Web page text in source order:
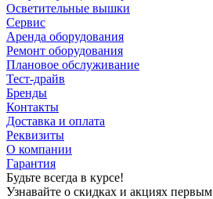
Осветительные вышки
Сервис
Аренда оборудования
Ремонт оборудования
Плановое обслуживание
Тест-драйв
Бренды
Контакты
Доставка и оплата
Реквизиты
О компании
Гарантия
Будьте всегда в курсе!
Узнавайте о скидках и акциях первым